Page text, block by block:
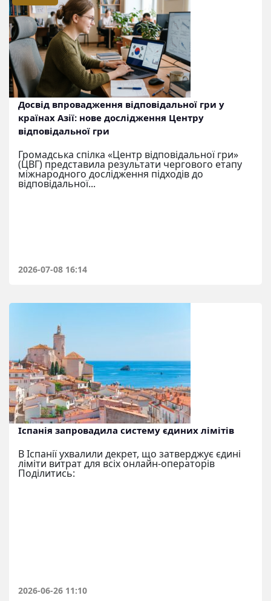
Досвід впровадження відповідальної гри у
країнах Азії: нове дослідження Центру
відповідальної гри
Громадська спілка «Центр відповідальної гри»
(ЦВГ) представила результати чергового етапу
міжнародного дослідження підходів до
відповідальної...
2026-07-08 16:14
Іспанія запровадила систему єдиних лімітів
В Іспанії ухвалили декрет, що затверджує єдині
ліміти витрат для всіх онлайн-операторів
Поділитись:
2026-06-26 11:10